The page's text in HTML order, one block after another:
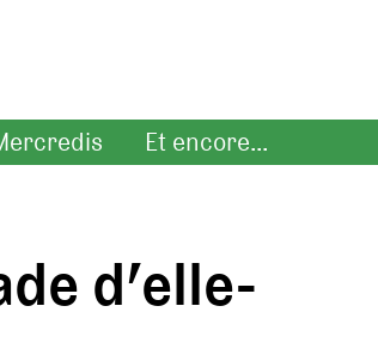
Et encore...
d’elle-